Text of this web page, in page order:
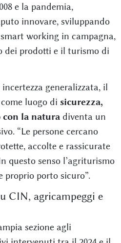
e la pandemia,
innovare, sviluppando
working in campagna,
dei prodotti e il turismo di
generalizzata, il
luogo di sicurezza,
la naturadiventa un
“Le persone cercano
accolte e rassicurate
questo senso l’agriturismo
proprio porto sicuro”.
CIN, agricampeggi e
sezione agli